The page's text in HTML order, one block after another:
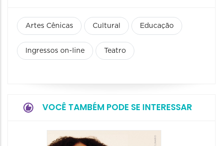
Artes Cênicas Cultural Educação
Ingressos on-line Teatro
VOCÊ TAMBÉM PODE SE INTERESSAR